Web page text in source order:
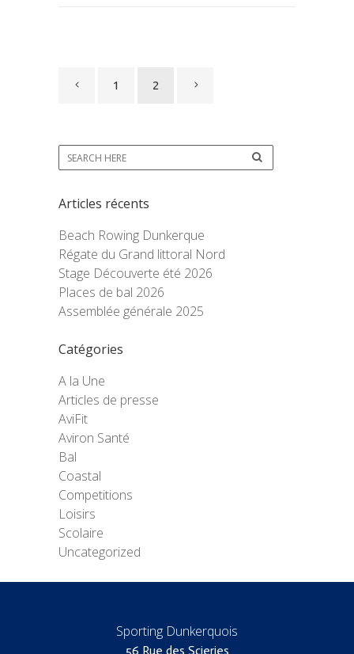
1 2
Articles récents
Beach Rowing Dunkerque
Régate du Grand littoral Nord
Stage Découverte été 2026
Places de bal 2026
Assemblée générale 2025
Catégories
A la Une
Articles de presse
AviFit
Aviron Santé
Bal
Coastal
Competitions
Loisirs
Scolaire
Uncategorized
Sporting Dunkerquois
56 Rue des Scieries